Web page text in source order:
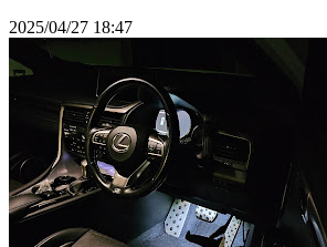
2025/04/27 18:47